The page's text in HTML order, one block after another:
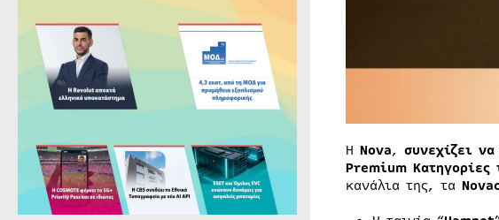
Η Nova, συνεχίζει
Premium
κανάλια της, τα